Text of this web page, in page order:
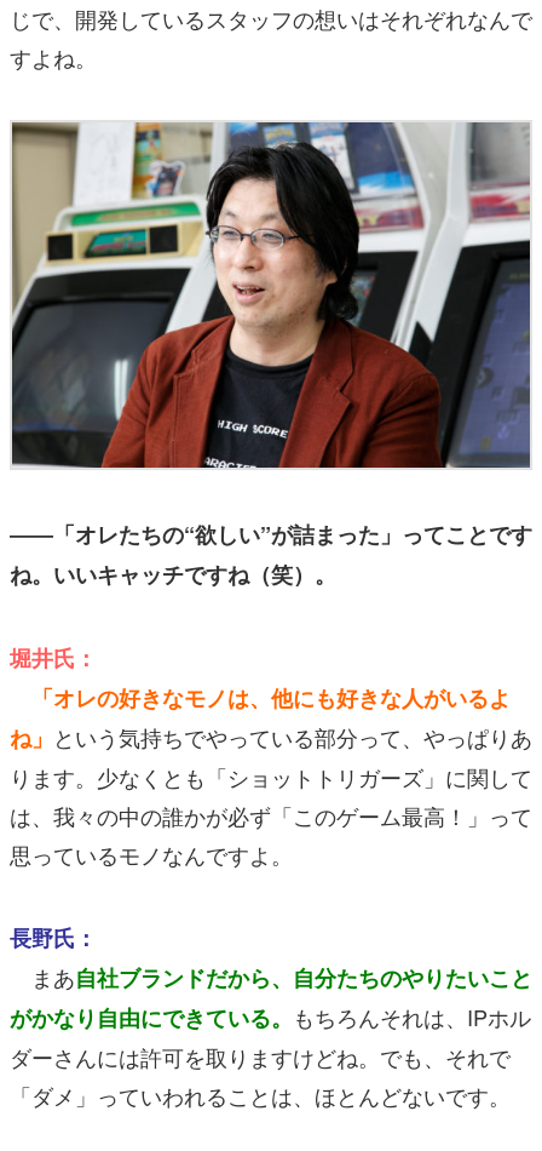
じで、開発しているスタッフの想いはそれぞれなんで
すよね。
――「オレたちの“欲しい”が詰まった」ってことです
ね。いいキャッチですね（笑）。
堀井氏：
「オレの好きなモノは、他にも好きな人がいるよ
ね」 という気持ちでやっている部分って、やっぱりあ
ります。少なくとも「ショットトリガーズ」に関して
は、我々の中の誰かが必ず「このゲーム最高！」って
思っているモノなんですよ。
長野氏：
まあ自社ブランドだから、自分たちのやりたいこと
がかなり自由にできている。 もちろんそれは、IPホル
ダーさんには許可を取りますけどね。でも、それで
「ダメ」っていわれることは、ほとんどないです。